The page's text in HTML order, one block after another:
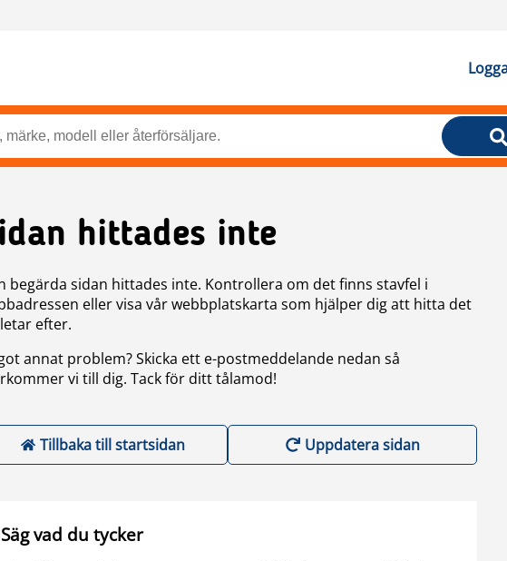
hittades inte
begärda sidan hittades inte. Kontrollera om det finns stavfel i
eller visa vår webbplatskarta som hjälper dig att hitta det
efter.
annat problem? Skicka ett e-postmeddelande nedan så
vi till dig. Tack för ditt tålamod!
Tillbaka till startsidan Uppdatera sidan
Säg vad du tycker